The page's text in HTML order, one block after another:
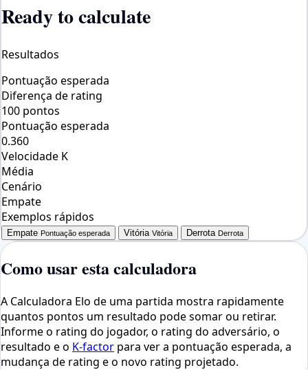
Ready to calculate
Resultados
Pontuação esperada
Diferença de rating
100 pontos
Pontuação esperada
0.360
Velocidade K
Média
Cenário
Empate
Exemplos rápidos
Empate Pontuação esperada Vitória Vitória Derrota Derrota
Como usar esta calculadora
A Calculadora Elo de uma partida mostra rapidamente
quantos pontos um resultado pode somar ou retirar.
Informe o rating do jogador, o rating do adversário, o
resultado e o K-factor para ver a pontuação esperada, a
mudança de rating e o novo rating projetado.